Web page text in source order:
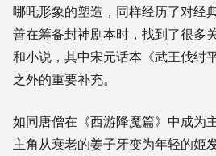
哪吒形象的塑造，同样经历了对经
善在筹备封神剧本时，找到了很多
和小说，其中宋元话本《武王伐纣
之外的重要补充。
如同唐僧在《西游降魔篇》中成为
主角从衰老的姜子牙变为年轻的姬